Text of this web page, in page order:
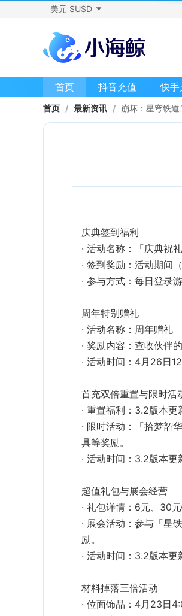
美元 $USD
首页 抖音充值 快手
首页 / 最新资讯 / 崩坏：星穹铁
活动名称 ：「庆典祝礼
签到奖励
参与方式 ：每日登录
活动名称 ‌：周年赠礼
奖励内容
活动时间 ：4月26日
重置福利 ：3.2版本更
限时活动
具‌等奖励。
活动时间 ：3.2版本更
礼包详情 ：6元、30
展会活动
励。
活动时间 ：3.2版本更
位面饰品 ：4月23日